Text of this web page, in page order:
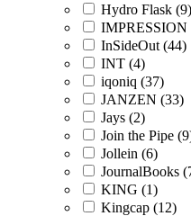
Hydro Flask (9)
IMPRESSION
InSideOut (44)
INT (4)
iqoniq (37)
JANZEN (33)
Jays (2)
Join the Pipe
Jollein (6)
JournalBooks
KING (1)
Kingcap (12)